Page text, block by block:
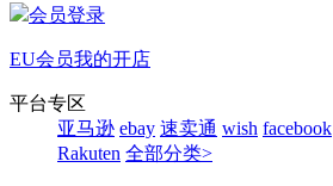
会员登录
EU会员我的开店
平台专区
亚马逊 ebay 速卖通 wish facebook
Rakuten 全部分类>